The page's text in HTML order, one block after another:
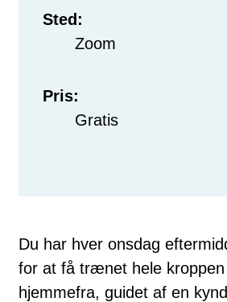
Sted:
Zoom
Pris:
Gratis
Du har hver onsdag
for at få trænet hele kroppen
hjemmefra, guidet af en